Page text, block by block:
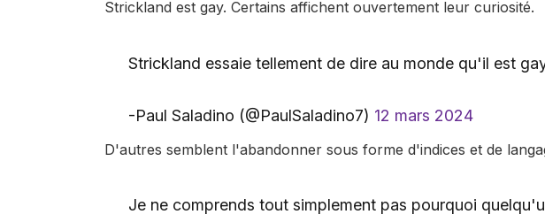
Strickland est gay. Certains affichent ouvertement leur curiosité.
Strickland essaie tellement de dire au monde qu'il est
-Paul Saladino (@PaulSaladino7) 12 mars 2024
D'autres semblent l'abandonner sous forme d'indices et de
Je ne comprends tout simplement pas pourquoi